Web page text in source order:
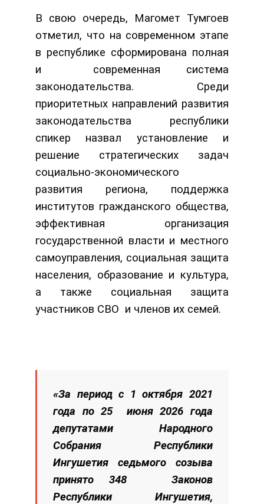
В свою очередь, Магомет Тумгоев
отметил, что на современном этапе
в республике сформирована полная
и современная система
законодательства. Среди
приоритетных направлений развития
законодательства республики
спикер назвал установление и
решение стратегических задач
социально-экономического
развития региона, поддержка
институтов гражданского общества,
эффективная организация
государственной власти и местного
самоуправления, социальная защита
населения, образование и культура,
а также социальная защита
участников СВО и членов их семей.
«За период с 1 октября 2021
года по 25 июня 2026 года
депутатами Народного
Собрания Республики
Ингушетия седьмого созыва
принято 348 Законов
Республики Ингушетия,